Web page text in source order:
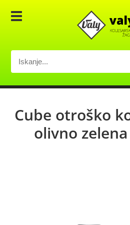
Cube otroško
olivno